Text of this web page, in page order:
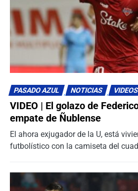
PASADO AZUL NOTICIAS VIDEOS
VIDEO | El golazo de
empate de Ñublense
El ahora exjugador de la U, está
futbolístico con la camiseta del